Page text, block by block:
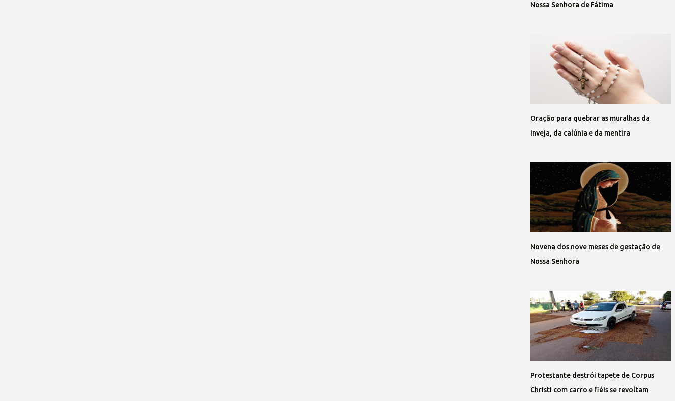
Nossa Senhora de Fátima
Oração para quebrar as muralhas da
inveja, da calúnia e da mentira
Novena dos nove meses de gestação de
Nossa Senhora
Protestante destrói tapete de Corpus
Christi com carro e fiéis se revoltam